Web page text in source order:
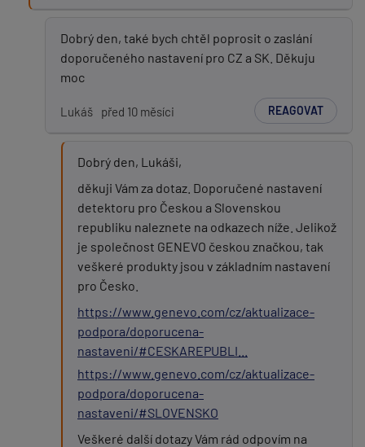
Dobrý den, také bych chtěl poprosit o zaslání
doporučeného nastavení pro CZ a SK. Děkuju
moc
Lukáš před 10 měsíci REAGOVAT
Dobrý den, Lukáši,
děkuji Vám za dotaz. Doporučené nastavení
detektoru pro Českou a Slovenskou
republiku naleznete na odkazech níže. Jelikož
je společnost GENEVO českou značkou, tak
veškeré produkty jsou v základním nastavení
pro Česko.
https://www.genevo.com/cz/aktualizace-
podpora/doporucena-
nastaveni/#CESKAREPUBLI...
https://www.genevo.com/cz/aktualizace-
podpora/doporucena-
nastaveni/#SLOVENSKO
Veškeré další dotazy Vám rád odpovím na